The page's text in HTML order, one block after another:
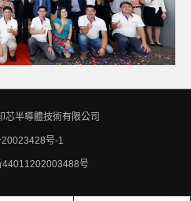
芯半導體技術有限公司
号-1
44011202003488号